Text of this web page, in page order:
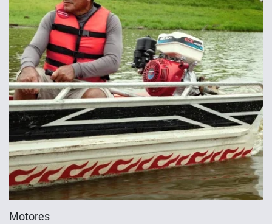
Motores